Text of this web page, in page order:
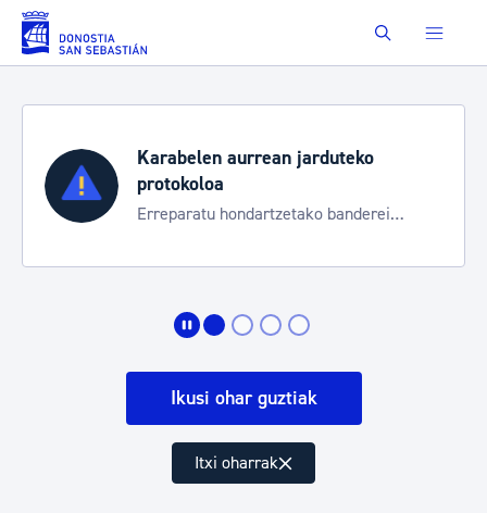
Eduki nagusira joan Buscar
Karabelen aurrean jarduteko
protokoloa
Erreparatu hondartzetako banderei
Ikusi ohar guztiak
Itxi oharrak